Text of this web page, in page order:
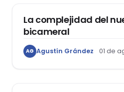
La complejidad del
bicameral
AG Agustín Grández 01 de